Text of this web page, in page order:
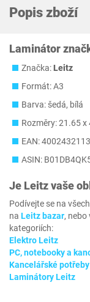
Popis zboží
Laminátor
Značka:Leitz
Formát: A3
Barva: šedá, bílá
Rozměry: 21.65 x
EAN:
ASIN:
Je Leitzvaše
Podívejte se na
na Leitz bazar,
kategoriích:
Elektro Leitz
PC, notebooky a
Kancelářské
Laminátory Leitz